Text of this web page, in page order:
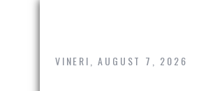
Skip
VINERI, AUGUST 7, 2026